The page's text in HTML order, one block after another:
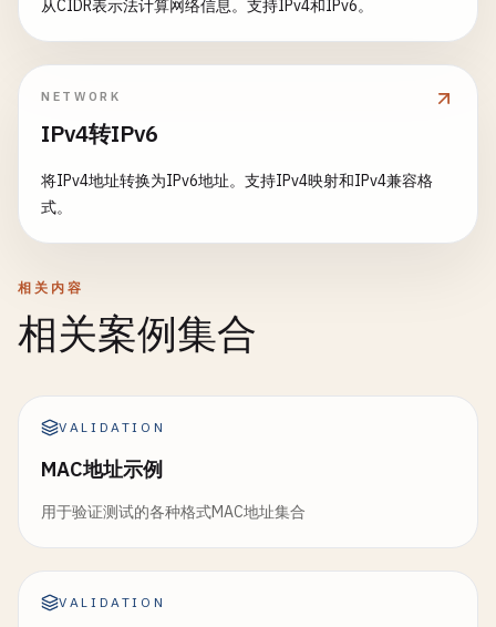
从CIDR表示法计算网络信息。支持IPv4和IPv6。
NETWORK
IPv4转IPv6
将IPv4地址转换为IPv6地址。支持IPv4映射和IPv4兼容格
式。
相关内容
相关案例集合
VALIDATION
MAC地址示例
用于验证测试的各种格式MAC地址集合
VALIDATION